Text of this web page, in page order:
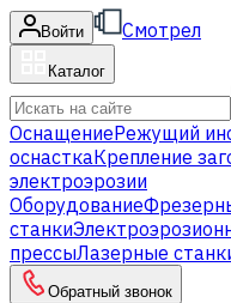
Войти Смотрел
Каталог
ОснащениеРежущий
оснасткаКрепление
электроэрозии
Оборудование
станки
прессыЛазерные
Обратный звонок